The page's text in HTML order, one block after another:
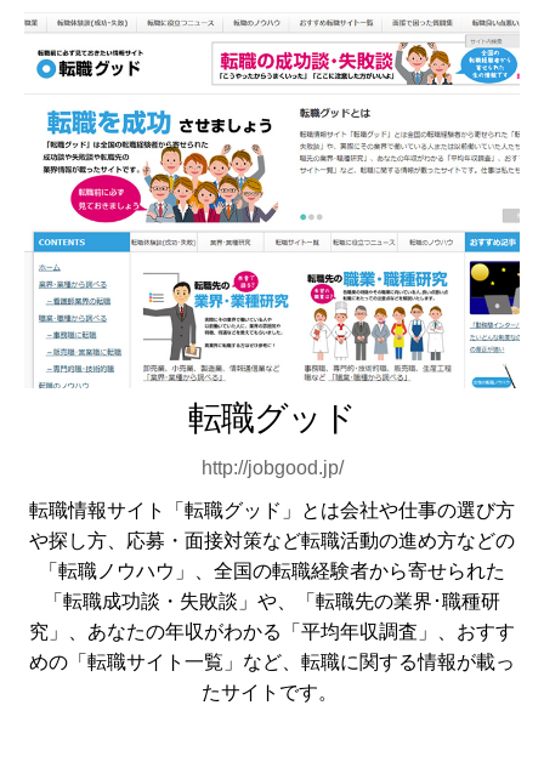
転職グッド
http://jobgood.jp/
転職情報サイト「転職グッド」とは会社や仕事の選び方
や探し方、応募・面接対策など転職活動の進め方などの
「転職ノウハウ」、全国の転職経験者から寄せられた
「転職成功談・失敗談」や、「転職先の業界･職種研
究」、あなたの年収がわかる「平均年収調査」、おすす
めの「転職サイト一覧」など、転職に関する情報が載っ
たサイトです。